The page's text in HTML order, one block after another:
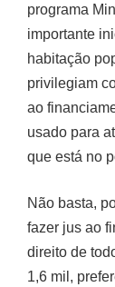
mais
habitação
privilegiam
ao
usado para
está no
fazer jus ao
direito de
1,6 mil,
deficiente